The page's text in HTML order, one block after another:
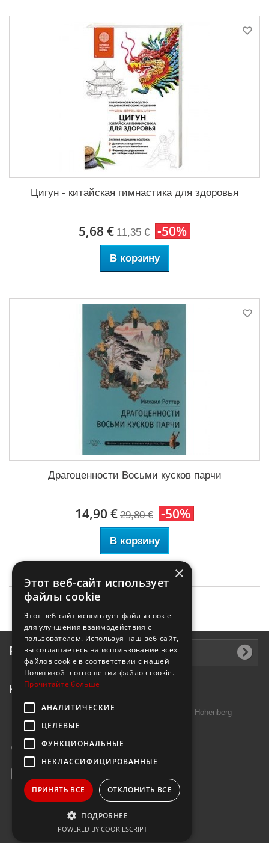
Цигун - китайская гимнастика для здоровья
5,68 € 11,35 € -50%
В корзину
Драгоценности Восьми кусков парчи
14,90 € 29,80 € -50%
В корзину
Рассылка
Контактная информация
Introtek GmbH, Hutschenreuther Str. 13 95691 Hohenberg
Deutschland
Звоните нам:
×
Этот веб-сайт использует
файлы cookie
Этот веб-сайт использует файлы cookie
для улучшения взаимодействия с
пользователем. Используя наш веб-сайт,
вы соглашаетесь на использование всех
файлов cookie в соответствии с нашей
Политикой в ​​отношении файлов cookie.
Прочитайте больше
АНАЛИТИЧЕСКИЕ
ЦЕЛЕВЫЕ
ФУНКЦИОНАЛЬНЫЕ
НЕКЛАССИФИЦИРОВАННЫЕ
ПРИНЯТЬ ВСЕ ОТКЛОНИТЬ ВСЕ
ПОДРОБНЕЕ
POWERED BY COOKIESCRIPT